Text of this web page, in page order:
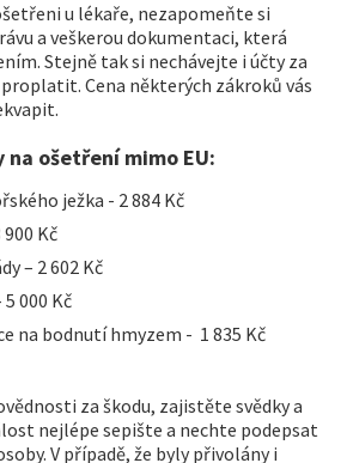
u lékaře, nezapomeňte si
a veškerou dokumentaci, která
Stejně tak si nechávejte i účty za
Cena některých zákroků vás
na ošetření mimo EU:
ježka - 2 884 Kč
Kč
– 2 602 Kč
000 Kč
na bodnutí hmyzem - 1 835 Kč
za škodu, zajistěte svědky a
nejlépe sepište a nechte podepsat
V případě, že byly přivolány i